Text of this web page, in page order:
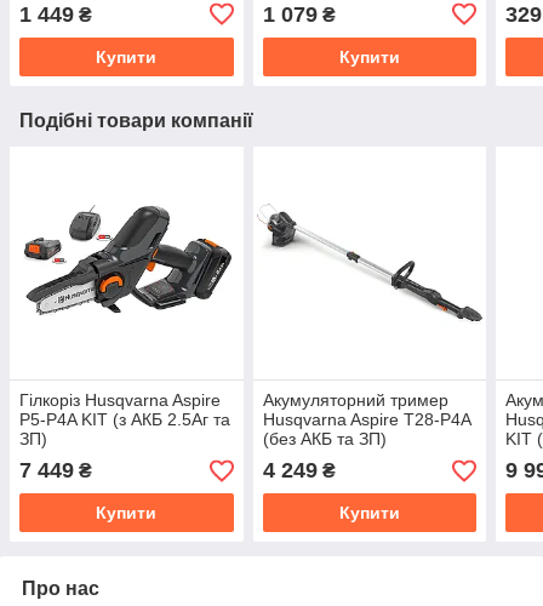
1 449 ₴
Купити
1 079₴
Купити
329
Подібні товари компанії
Гілкоріз Husqvarna Aspire
P5-P4A KIT (з АКБ 2.5Аг та
ЗП)
7 449 ₴
Купити
Акумуляторний тример
Husqvarna Aspire T28-P4A
(без АКБ та ЗП)
4 249₴
Купити
KIT
9
Про нас